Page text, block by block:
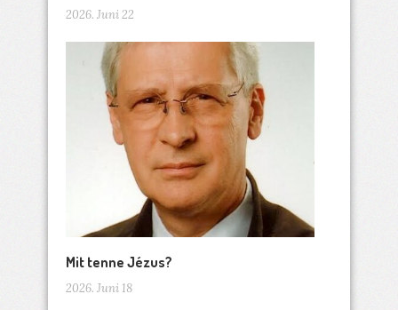
2026. Juni 22
Mit tenne Jézus?
2026. Juni 18